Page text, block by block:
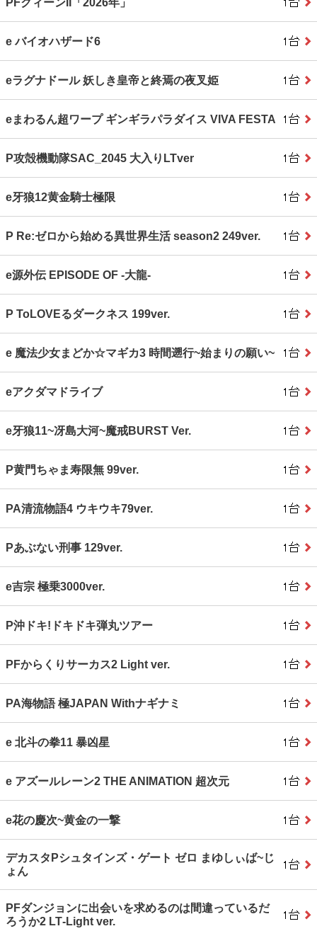
e バイオハザード6
eラグナドール 妖しき皇帝と終焉の夜叉姫
eまわるん超ワープ ギンギラパラダイス VIVA FESTA
P攻殻機動隊SAC_2045 大入りLTver
e牙狼12黄金騎士極限
P Re:ゼロから始める異世界生活 season2 249ver.
e源外伝 EPISODE OF ‐大龍‐
P ToLOVEるダークネス 199ver.
e 魔法少女まどか☆マギカ3 時間遡行~始まりの願い~
eアクダマドライブ
e牙狼11~冴島大河~魔戒BURST Ver.
P黄門ちゃま寿限無 99ver.
PA清流物語4 ウキウキ79ver.
Pあぶない刑事 129ver.
e吉宗 極乗3000ver.
P沖ドキ!ドキドキ弾丸ツアー
PFからくりサーカス2 Light ver.
PA海物語 極JAPAN Withナギナミ
e 北斗の拳11 暴凶星
e アズールレーン2 THE ANIMATION 超次元
e花の慶次~黄金の一撃
デカスタPシュタインズ・ゲート ゼロ まゆしぃば~じ
ょん
PFダンジョンに出会いを求めるのは間違っているだ
ろうか2 LT‐Light ver.